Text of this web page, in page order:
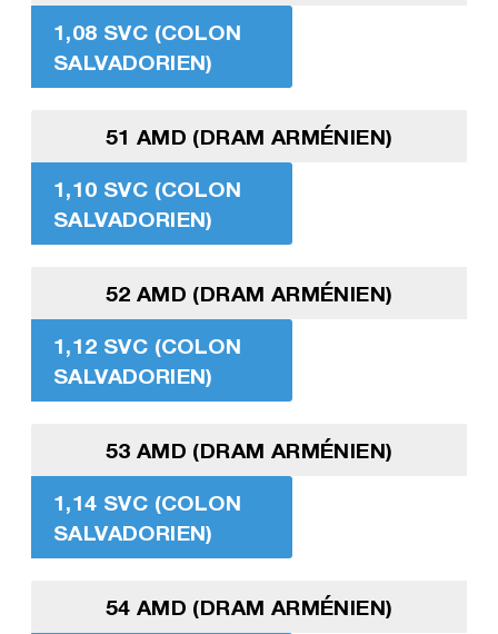
1,08 SVC (COLON
SALVADORIEN)
51 AMD (DRAM ARMÉNIEN)
1,10 SVC (COLON
SALVADORIEN)
52 AMD (DRAM ARMÉNIEN)
1,12 SVC (COLON
SALVADORIEN)
53 AMD (DRAM ARMÉNIEN)
1,14 SVC (COLON
SALVADORIEN)
54 AMD (DRAM ARMÉNIEN)